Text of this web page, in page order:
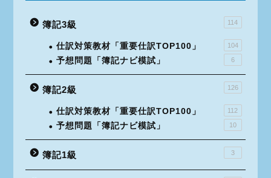
簿記3級 114
仕訳対策教材「重要仕訳TOP100」 104
予想問題「簿記ナビ模試」 6
簿記2級 126
仕訳対策教材「重要仕訳TOP100」 112
予想問題「簿記ナビ模試」 10
簿記1級 3